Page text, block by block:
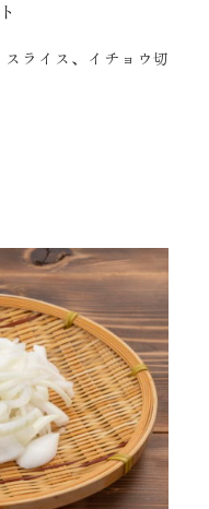
ライス、イチョウ切